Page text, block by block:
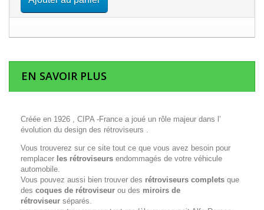
EN SAVOIR PLUS
Créée en 1926 , CIPA -France a joué un rôle majeur dans l'
évolution du design des rétroviseurs .
Vous trouverez sur ce site tout ce que vous avez besoin pour
remplacer les rétroviseurs endommagés de votre véhicule
automobile.
Vous pouvez aussi bien trouver des rétroviseurs complets que
des coques de rétroviseur ou des miroirs de
rétroviseur séparés.